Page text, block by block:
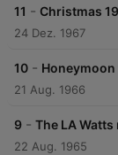
11 - Christmas
24 Dez. 1967
10 -
21 Aug. 1966
9 - The LA
22 Aug. 1965